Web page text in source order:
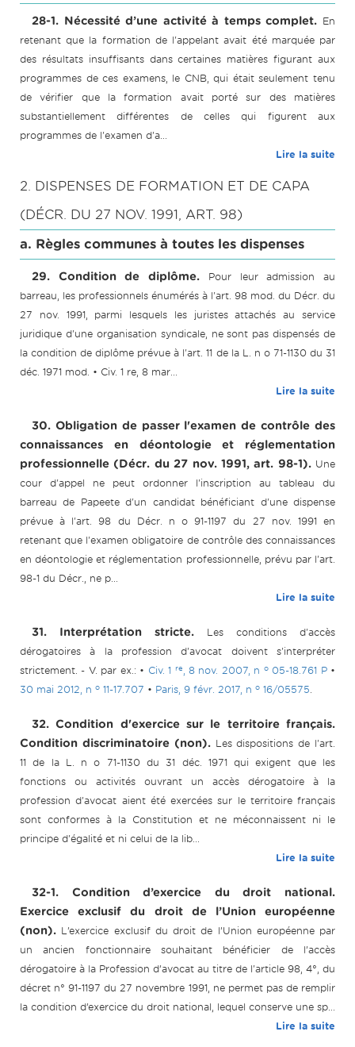
28-1. Nécessité d’une activité à temps complet. En
retenant que la formation de l'appelant avait été marquée par
des résultats insuffisants dans certaines matières figurant aux
programmes de ces examens, le CNB, qui était seulement tenu
de vérifier que la formation avait porté sur des matières
substantiellement différentes de celles qui figurent aux
programmes de l'examen d'a...
Lire la suite
2. DISPENSES DE FORMATION ET DE CAPA
(DÉCR. DU 27 NOV. 1991, ART. 98)
a. Règles communes à toutes les dispenses
29. Condition de diplôme.
Pour leur admission au
barreau, les professionnels énumérés à l'art. 98 mod. du Décr. du
27 nov. 1991, parmi lesquels les juristes attachés au service
juridique d'une organisation syndicale, ne sont pas dispensés de
la condition de diplôme prévue à l'art. 11 de la L. n o 71-1130 du 31
déc. 1971 mod. • Civ. 1 re, 8 mar...
Lire la suite
30. Obligation de passer l'examen de contrôle des
connaissances en déontologie et réglementation
professionnelle (Décr. du 27 nov. 1991, art. 98-1). Une
cour d'appel ne peut ordonner l'inscription au tableau du
barreau de Papeete d'un candidat bénéficiant d'une dispense
prévue à l'art. 98 du Décr. n o 91-1197 du 27 nov. 1991 en
retenant que l'examen obligatoire de contrôle des connaissances
en déontologie et réglementation professionnelle, prévu par l'art.
98-1 du Décr., ne p...
Lire la suite
31. Interprétation stricte.
Les conditions d'accès
dérogatoires à la profession d'avocat doivent s'interpréter
strictement. - V. par ex.: • Civ. 1 re, 8 nov. 2007, n o05-18.761 P •
30 mai 2012, n o 11-17.707 • Paris, 9 févr. 2017, n o 16/05575.
32. Condition d'exercice sur le territoire français.
Condition discriminatoire (non). Les dispositions de l'art.
11 de la L. n o 71-1130 du 31 déc. 1971 qui exigent que les
fonctions ou activités ouvrant un accès dérogatoire à la
profession d'avocat aient été exercées sur le territoire français
sont conformes à la Constitution et ne méconnaissent ni le
principe d'égalité et ni celui de la lib...
Lire la suite
32-1. Condition d’exercice du droit national.
Exercice exclusif du droit de l’Union européenne
(non). L’exercice exclusif du droit de l’Union européenne par
un ancien fonctionnaire souhaitant bénéficier de l’accès
dérogatoire à la Profession d’avocat au titre de l'article 98, 4°, du
décret n° 91-1197 du 27 novembre 1991, ne permet pas de remplir
la condition d’exercice du droit national, lequel conserve une sp...
Lire la suite